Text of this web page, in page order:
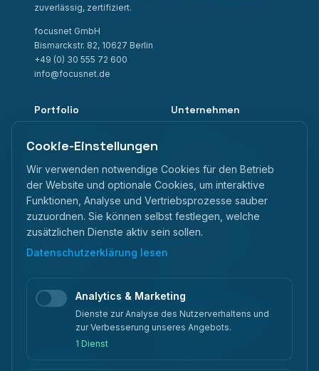
zuverlässig, zertifiziert.
focusnet GmbH
Bismarckstr. 82, 10627 Berlin
+49 (0) 30 555 72 600
info@focusnet.de
Portfolio
IaaS Virtual Datacenter
S3 Object Storage
M365 Backup
Backup & DR
Unternehmen
Referenzen
Hersteller
Partnerprogramm
FAQ
Anbieter-Vergleiche
Cookie-Einstellungen
Wir verwenden notwendige Cookies für den Betrieb
der Website und optionale Cookies, um interaktive
Funktionen, Analyse und Vertriebsprozesse sauber
zuzuordnen. Sie können selbst festlegen, welche
zusätzlichen Dienste aktiv sein sollen.
Datenschutzerklärung lesen
Analytics & Marketing
Dienste zur Analyse des Nutzerverhaltens und
zur Verbesserung unseres Angebots.
1 Dienst